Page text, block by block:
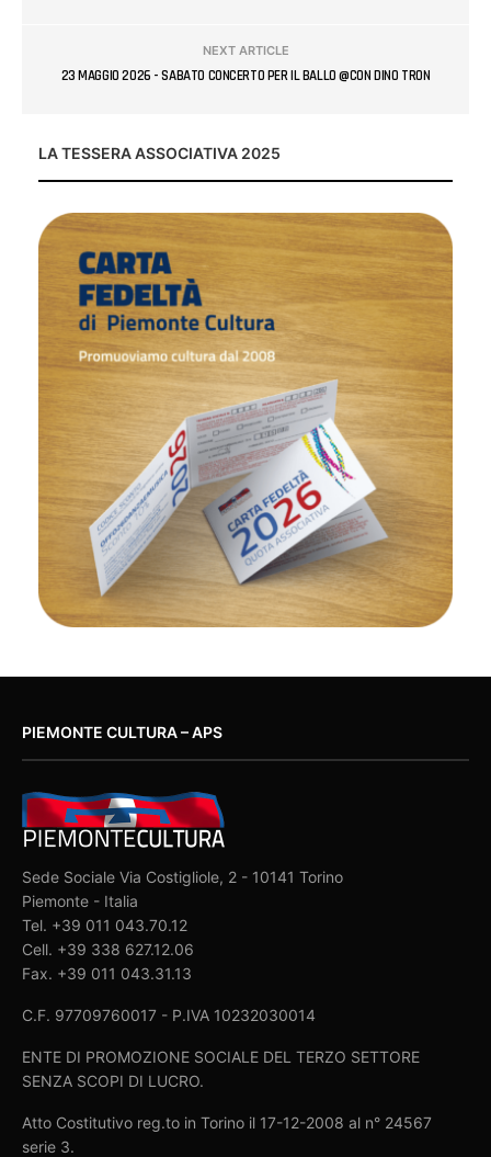
NEXT ARTICLE
23 MAGGIO 2026 - SABATO CONCERTO PER IL BALLO @CON DINO TRON
LA TESSERA ASSOCIATIVA 2025
PIEMONTE CULTURA – APS
Sede Sociale Via Costigliole, 2 - 10141 Torino
Piemonte - Italia
Tel. +39 011 043.70.12
Cell. +39 338 627.12.06
Fax. +39 011 043.31.13
C.F. 97709760017 - P.IVA 10232030014
ENTE DI PROMOZIONE SOCIALE DEL TERZO SETTORE
SENZA SCOPI DI LUCRO.
Atto Costitutivo reg.to in Torino il 17-12-2008 al n° 24567
serie 3.